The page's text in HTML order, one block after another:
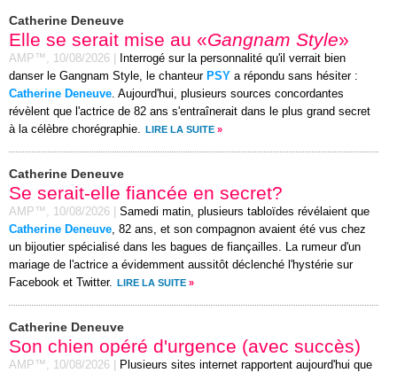
Catherine Deneuve
Elle se serait mise au «Gangnam Style»
AMP™, 10/08/2026
Interrogé sur la personnalité qu'il verrait bien
danser le Gangnam Style, le chanteur PSY a répondu sans hésiter :
Catherine Deneuve. Aujourd'hui, plusieurs sources concordantes
révèlent que l'actrice de 82 ans s'entraînerait dans le plus grand secret
à la célèbre chorégraphie.
LIRE LA SUITE »
Catherine Deneuve
Se serait-elle fiancée en secret?
AMP™, 10/08/2026
Samedi matin, plusieurs tabloïdes révélaient que
Catherine Deneuve, 82 ans, et son compagnon avaient été vus chez
un bijoutier spécialisé dans les bagues de fiançailles. La rumeur d'un
mariage de l'actrice a évidemment aussitôt déclenché l'hystérie sur
Facebook et Twitter.
LIRE LA SUITE »
Catherine Deneuve
Son chien opéré d'urgence (avec succès)
AMP™, 10/08/2026
Plusieurs sites internet rapportent aujourd'hui que